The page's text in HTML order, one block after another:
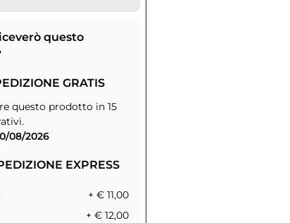
questo
GRATIS
questo prodotto in 15
08/2026
EXPRESS
+ € 11,00
+ € 12,00